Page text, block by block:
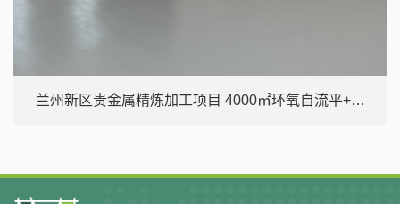
兰州新区贵金属精炼加工项目 4000㎡环氧自流平+超